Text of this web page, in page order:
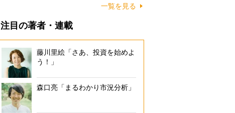
一覧を見る
注目の著者・連載
藤川里絵「さあ、投資を始めよ
う！」
森口亮「まるわかり市況分析」